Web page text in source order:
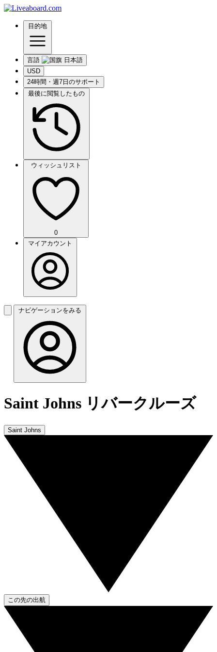
目的地
言語
USD
24時間・週7日のサポート
最後に閲覧したもの
ウィッシュリスト
0
マイアカウント
ナビゲーションをみる
Saint Johns リバークルーズ
Saint Johns
この先の出航